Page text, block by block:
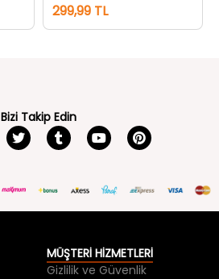
299,99 TL
Bizi Takip Edin
MÜŞTERİ HİZMETLERİ
Gizlilik ve Güvenlik